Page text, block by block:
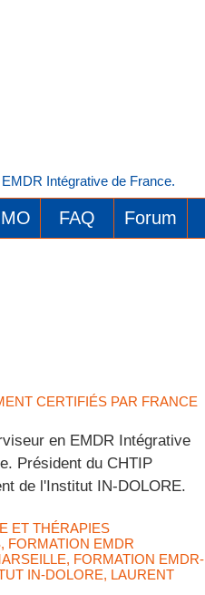
Intégrative de France.
FAQ Forum
CERTIFIÉS PAR FRANCE
en EMDR Intégrative
Président du CHTIP
de l'Institut IN-DOLORE.
ET THÉRAPIES
, FORMATION EMDR
, FORMATION EMDR-
IN-DOLORE, LAURENT